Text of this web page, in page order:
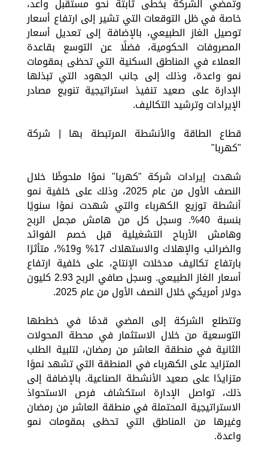
وتمضي الشركة بخطى ثابتة نحو مستقبل واعد،
خاصة في ظل التوقعات التي تشير إلى ارتفاع أسعار
توصيل الغاز الطبيعي، بالإضافة إلى تعديل أسعار
المصروفات الحكومية، فضلًا عن التوسع بقاعدة
العملاء في المناطق السكنية التي تحظى بمقومات
نمو واعدة، وذلك إلى جانب الجهود التي تبذلها
الإدارة على صعيد تنفيذ استراتيجية تنويع مصادر
الإيرادات وترشيد التكاليف.
قطاع الطاقة والأنشطة المرتبطة بها | شركة
"كهربا"
شهدت إيرادات شركة "كهربا" نموًا ملحوظًا خلال
النصف الأول من عام 2025، وذلك على خلفية نمو
أنشطة توزيع الكهرباء والتي شهدت نموًا سنويًا
بنسبة 40%. وسجل كل من هامش مجمل الربح
وهامش الأرباح التشغيلية قبل خصم الفوائد
والضرائب والإهلاك والاستهلاك 17% و19%، متأثرًا
بارتفاع تكاليف مدخلات الإنتاج، على خلفية ارتفاع
أسعار الغاز الطبيعي. وسجل صافي الربح 2.93 كليون
دولار أمريكي خلال النصف الأول من عام 2025.
وتتطلع الشركة إلى المضي قدمًا في خططها
التوسعية من خلال الاستثمار في محطة المحولات
الثانية في منطقة العاشر من رمضان، لتلبية الطلب
المتزايد على الكهرباء في المنطقة التي تشهد نموًا
متزايدًا على صعيد الأنشطة الصناعية. بالإضافة إلى
ذلك، تواصل الإدارة استكشاف فرص الاستحواذ
الاستراتيجية المحتملة في منطقة العاشر من رمضان
وغيرها من المناطق التي تحظى بمقومات نمو
واعدة.